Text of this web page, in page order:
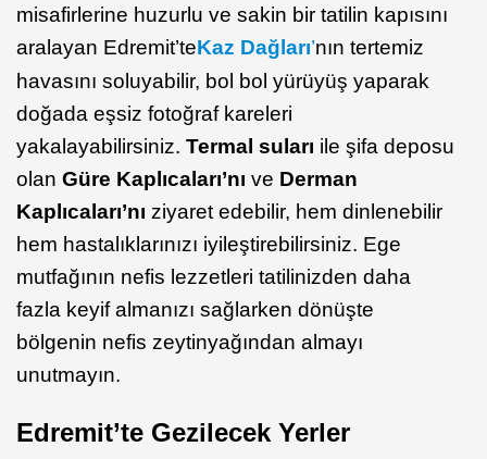
misafirlerine huzurlu ve sakin bir tatilin kapısını
aralayan Edremit’teKaz Dağları’nın tertemiz
havasını soluyabilir, bol bol yürüyüş yaparak
doğada eşsiz fotoğraf kareleri
yakalayabilirsiniz. Termal suları ile şifa deposu
olan Güre Kaplıcaları’nı ve Derman
Kaplıcaları’nı ziyaret edebilir, hem dinlenebilir
hem hastalıklarınızı iyileştirebilirsiniz. Ege
mutfağının nefis lezzetleri tatilinizden daha
fazla keyif almanızı sağlarken dönüşte
bölgenin nefis zeytinyağından almayı
unutmayın.
Edremit’te Gezilecek Yerler